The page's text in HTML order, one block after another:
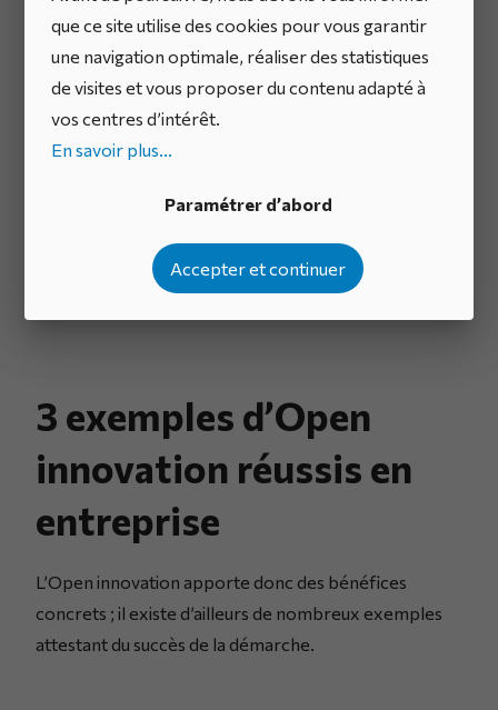
que ce site utilise des cookies pour vous garantir
une navigation optimale, réaliser des statistiques
de visites et vous proposer du contenu adapté à
vos centres d’intérêt.
En savoir plus...
Paramétrer d’abord
Accepter et continuer
Identifier les parties prenantes internes capables
de piloter ces terrains de jeux et les acteurs
externes qui pourront y contribuer.
Créer de nouvelles règles du jeu bien adaptées.
3 exemples d’Open
innovation réussis en
entreprise
L’Open innovation apporte donc des bénéfices
concrets ; il existe d’ailleurs de nombreux exemples
attestant du succès de la démarche.